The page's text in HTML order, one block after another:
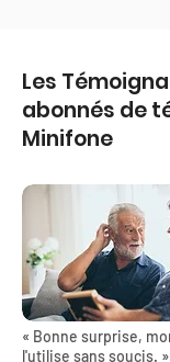
Les
abonnés de
Minifone
« Bonne surprise,
l'utilise sans soucis. »